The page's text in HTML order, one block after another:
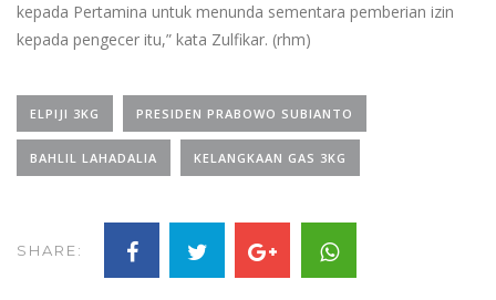
kepada Pertamina untuk menunda sementara pemberian izin
kepada pengecer itu,” kata Zulfikar. (rhm)
ELPIJI 3KG PRESIDEN PRABOWO SUBIANTO
BAHLIL LAHADALIA KELANGKAAN GAS 3KG
SHARE: